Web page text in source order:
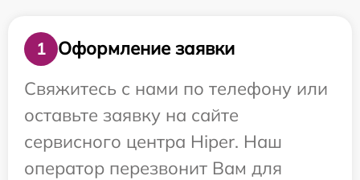
1
Оформление заявки
Свяжитесь с нами по телефону или
оставьте заявку на сайте
сервисного центра Hiper. Наш
оператор перезвонит Вам для